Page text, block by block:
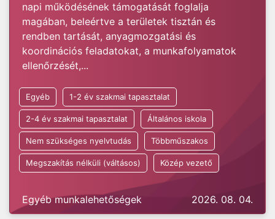
napi működésének támogatását foglalja
magában, beleértve a területek tisztán és
rendben tartását, anyagmozgatási és
koordinációs feladatokat, a munkafolyamatok
ellenőrzését,...
Egyéb 1-2 év szakmai tapasztalat
2-4 év szakmai tapasztalat Általános iskola
Nem szükséges nyelvtudás Többműszakos
Megszakítás nélküli (váltásos) Közép vezető
Egyéb munkalehetőségek 2026. 08. 04.